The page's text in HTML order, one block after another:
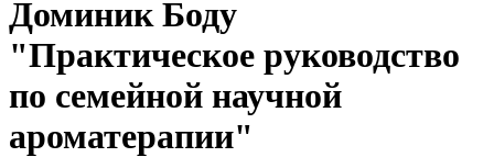
Доминик Боду
"Практическое руководство
по семейной научной
ароматерапии"